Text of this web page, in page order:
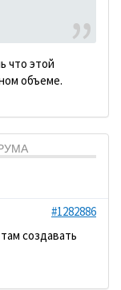
что этой
объеме.
#1282886
создавать